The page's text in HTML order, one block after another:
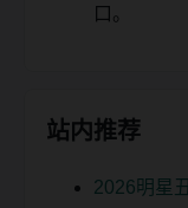
口。
站内推荐
2026明星